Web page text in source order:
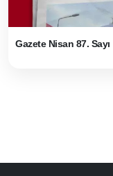
Gazete Nisan 87. Sayı